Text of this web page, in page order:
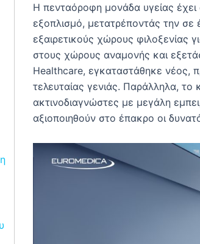
Η πενταόροφη μονάδα υγείας έχει
εξοπλισμό, μετατρέποντάς την σε
εξαιρετικούς χώρους φιλοξενίας
στους χώρους αναμονής και
Healthcare, εγκαταστάθηκε νέος,
τελευταίας γενιάς. Παράλληλα, το
ακτινοδιαγνώστες με μεγάλη
αξιοποιηθούν στο έπακρο οι